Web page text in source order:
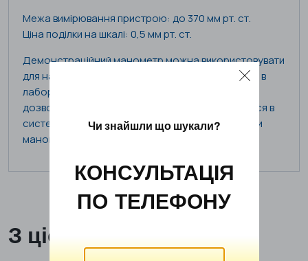
Межа вимірювання пристрою: до 370 мм рт. ст.
Ціна поділки на шкалі: 0,5 мм рт. ст.
Демонстраційний манометр можна використовувати
для навчання учнів фізики або для використання в
лабораторії для проведення досліджень. Він
дозволяє візуалізувати процеси, що відбуваються в
системі та допомагає зрозуміти принцип роботи
манометра.
З цієї ж категорії
Чи знайшли що шукали?
КОНСУЛЬТАЦІЯ
ПО ТЕЛЕФОНУ